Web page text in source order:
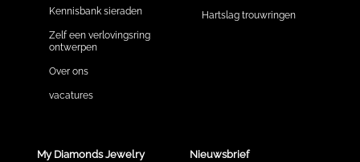
Kennisbank sieraden
Zelf een verlovingsring
ontwerpen
Over ons
vacatures
Hartslag trouwringen
My Diamonds Jewelry Nieuwsbrief